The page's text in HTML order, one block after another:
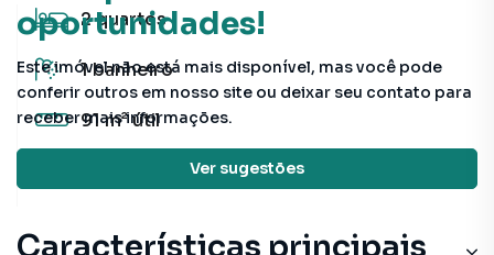
oportunidades!
Este imóvel não está mais disponível, mas você pode
conferir outros em nosso site ou deixar seu contato para
receber mais informações.
Ver sugestões
2quartos
1 banheiro
91 m²útil
Características principais